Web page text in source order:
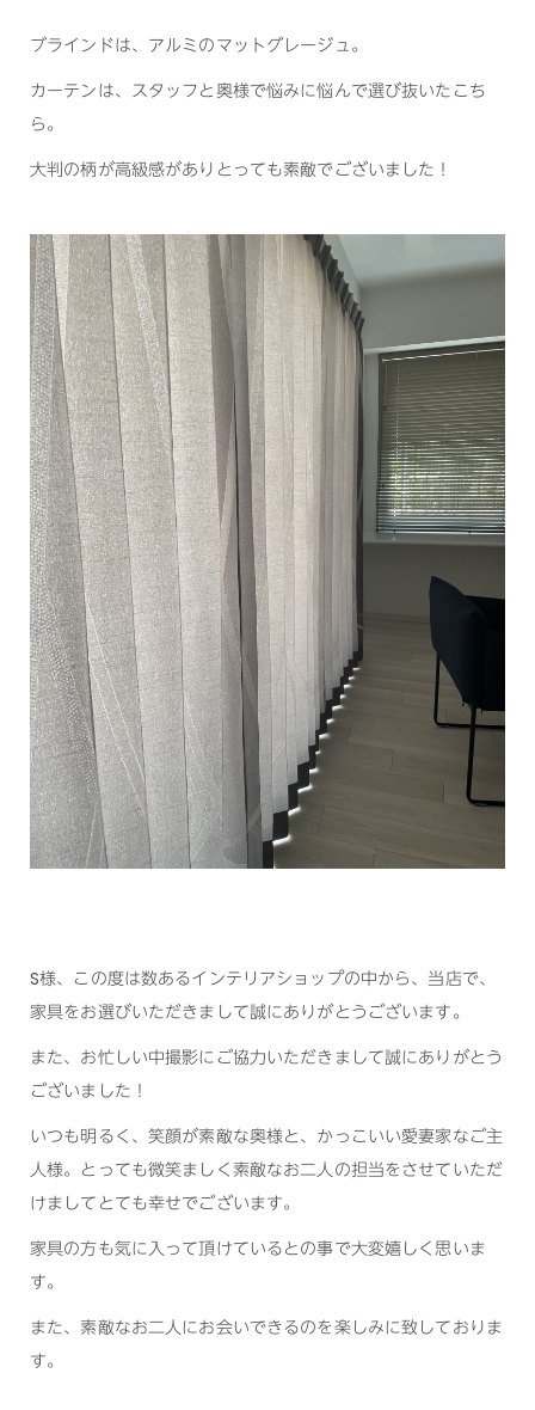
ブラインドは、アルミのマットグレージュ。
カーテンは、スタッフと奥様で悩みに悩んで選び抜いたこち
ら。
大判の柄が高級感がありとっても素敵でございました！
S様、この度は数あるインテリアショップの中から、当店で、
家具をお選びいただきまして誠にありがとうございます。
また、お忙しい中撮影にご協力いただきまして誠にありがとう
ございました！
いつも明るく、笑顔が素敵な奥様と、かっこいい愛妻家なご主
人様。とっても微笑ましく素敵なお二人の担当をさせていただ
けましてとても幸せでございます。
家具の方も気に入って頂けているとの事で大変嬉しく思いま
す。
また、素敵なお二人にお会いできるのを楽しみに致しておりま
す。